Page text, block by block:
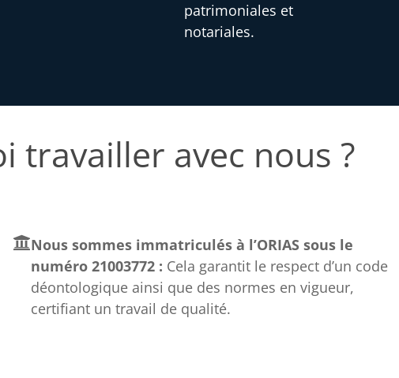
patrimoniales et
notariales.
travailler avec nous ?
Nous sommes immatriculés à l’ORIAS sous le
numéro 21003772 : Cela garantit le respect d’un code
déontologique ainsi que des normes en vigueur,
certifiant un travail de qualité.